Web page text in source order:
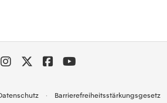
Barrierefreiheitsstärkungsgesetz